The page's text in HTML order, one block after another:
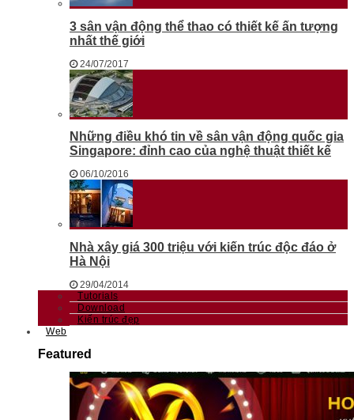
3 sân vận động thể thao có thiết kế ấn tượng
nhất thế giới
24/07/2017
Những điều khó tin về sân vận động quốc gia
Singapore: đỉnh cao của nghệ thuật thiết kế
06/10/2016
Nhà xây giá 300 triệu với kiến trúc độc đáo ở
Hà Nội
29/04/2014
Tutorials
Download
Kiến trúc đẹp
Web
Featured